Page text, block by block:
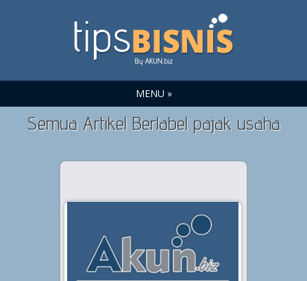
MENU »
Semua Artikel Berlabel pajak usaha